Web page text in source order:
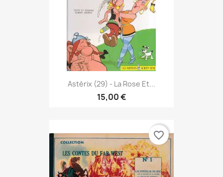
Astérix (29) - La Rose Et...
15,00 €
favorite_border